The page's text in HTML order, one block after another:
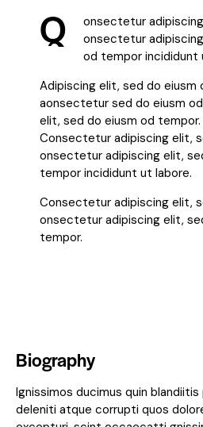
Q
onsectetur
onsectetur
od tempor incididunt
Adipiscing elit, sed do
aonsectetur sed do eiusm
elit, sed do eiusm od tempor.
Consectetur adipiscing elit,
onsectetur adipiscing elit,
tempor incididunt ut labore.
Consectetur adipiscing elit,
onsectetur adipiscing elit,
tempor.
Biography
Ignissimos ducimus quin
deleniti atque corrupti quos